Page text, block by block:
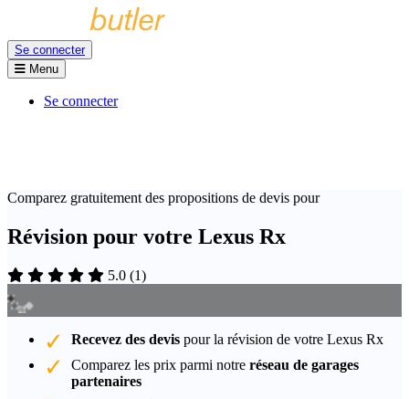
Se connecter
Menu
Se connecter
Comparez gratuitement des propositions de devis pour
Révision pour votre Lexus Rx
5.0 (1)
Recevez des devis pour la révision de votre Lexus Rx
Comparez les prix parmi notre réseau de garages
partenaires